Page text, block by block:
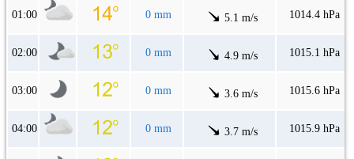
01:00 0 mm 5.1 m/s 1014.4 hPa
02:00 0 mm 4.9 m/s 1015.1 hPa
03:00 0 mm 3.6 m/s 1015.6 hPa
04:00 0 mm 3.7 m/s 1015.9 hPa